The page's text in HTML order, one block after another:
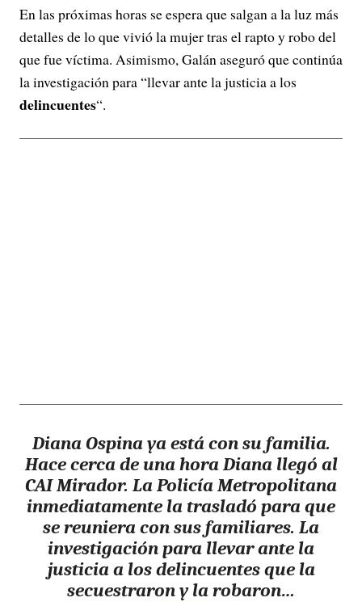
En las próximas horas se espera que salgan a la luz más
detalles de lo que vivió la mujer tras el rapto y robo del
que fue víctima. Asimismo, Galán aseguró que continúa
la investigación para “llevar ante la justicia a los
delincuentes“.
Diana Ospina ya está con su familia.
Hace cerca de una hora Diana llegó al
CAI Mirador. La Policía Metropolitana
inmediatamente la trasladó para que
se reuniera con sus familiares. La
investigación para llevar ante la
justicia a los delincuentes que la
secuestraron y la robaron…